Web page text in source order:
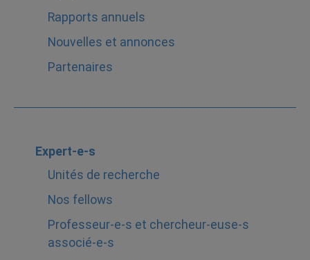
Rapports annuels
Nouvelles et annonces
Partenaires
Expert-e-s
Unités de recherche
Nos fellows
Professeur-e-s et chercheur-euse-s
associé-e-s